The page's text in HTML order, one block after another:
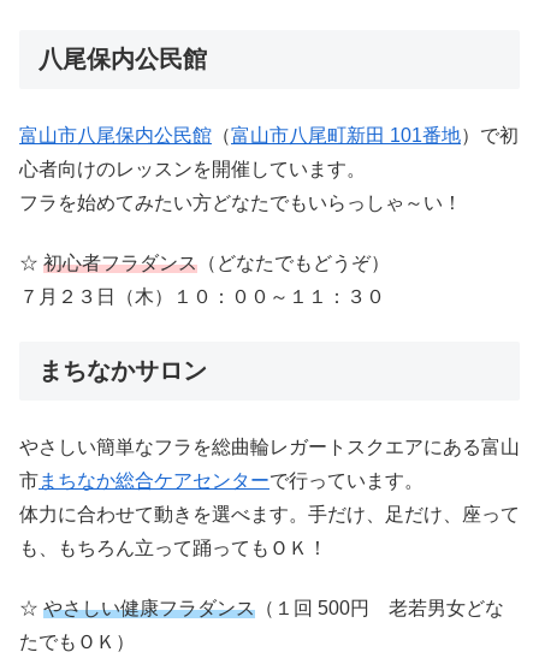
八尾保内公民館
富山市八尾保内公民館 （富山市八尾町新田 101番地）で初
心者向けのレッスンを開催しています。
フラを始めてみたい方どなたでもいらっしゃ～い！
☆ 初心者フラダンス （どなたでもどうぞ）
７月２３日（木）１０：００～１１：３０
まちなかサロン
やさしい簡単なフラを総曲輪レガートスクエアにある富山
市まちなか総合ケアセンターで行っています。
体力に合わせて動きを選べます。手だけ、足だけ、座って
も、もちろん立って踊ってもＯＫ！
☆ やさしい健康フラダンス （１回 500円 老若男女どな
たでもＯＫ）